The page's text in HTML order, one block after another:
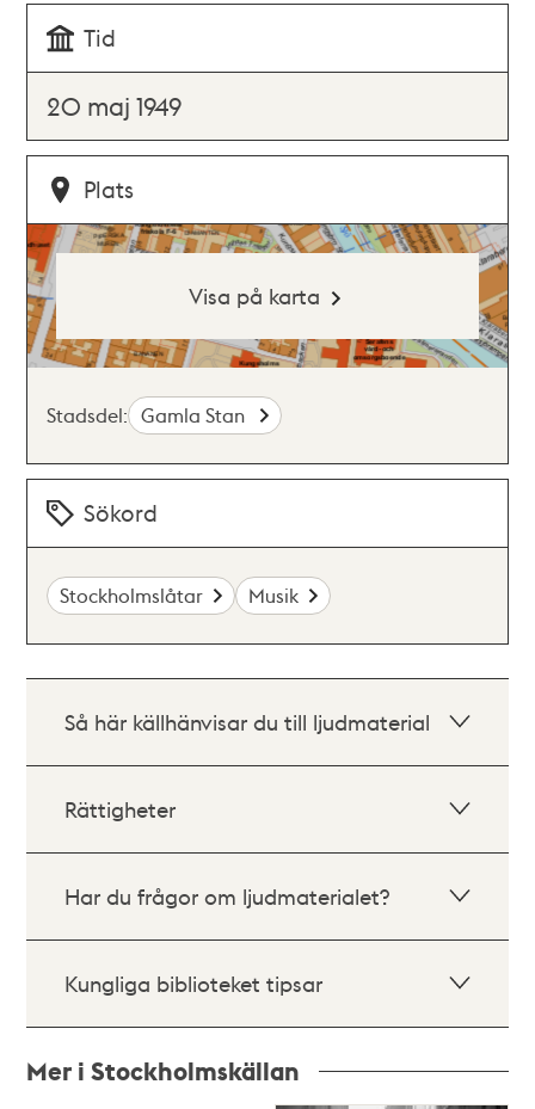
Tid
20 maj 1949
Plats
Visa på karta
Stadsdel: Gamla Stan
Sökord
Stockholmslåtar Musik
Så här källhänvisar du till ljudmaterial
Rättigheter
Har du frågor om ljudmaterialet?
Kungliga biblioteket tipsar
Mer i Stockholmskällan